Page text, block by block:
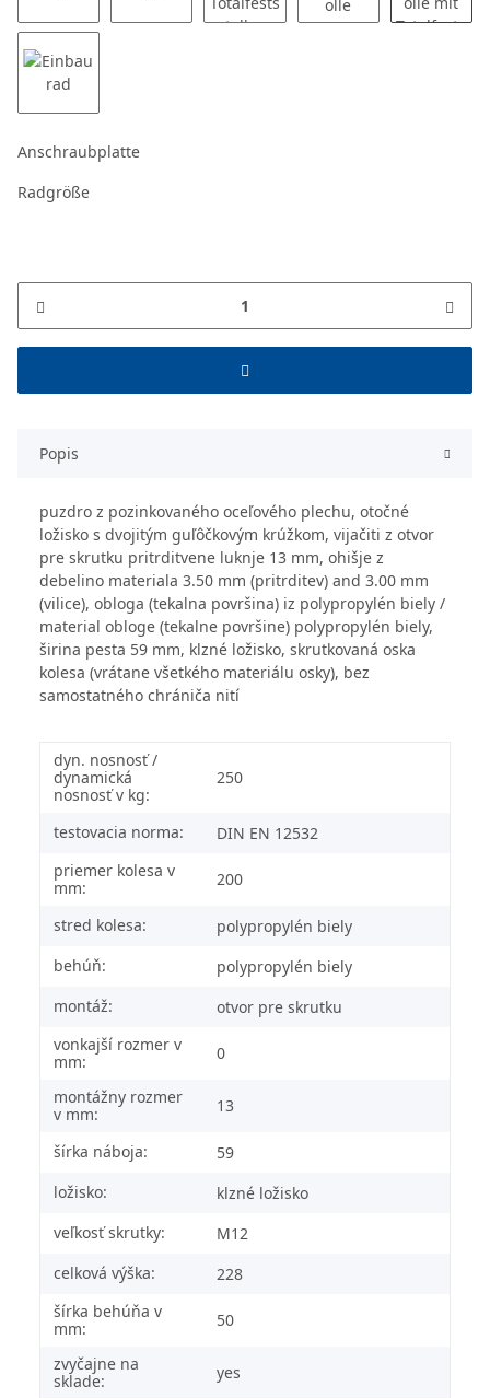
Anschraubplatte
Radgröße
Popis
puzdro z pozinkovaného oceľového plechu, otočné
ložisko s dvojitým guľôčkovým krúžkom, vijačiti z otvor
pre skrutku pritrditvene luknje 13 mm, ohišje z
debelino materiala 3.50 mm (pritrditev) and 3.00 mm
(vilice), obloga (tekalna površina) iz polypropylén biely /
material obloge (tekalne površine) polypropylén biely,
širina pesta 59 mm, klzné ložisko, skrutkovaná oska
kolesa (vrátane všetkého materiálu osky), bez
samostatného chrániča nití
dyn. nosnosť /
dynamická
nosnosť v kg:
250
testovacia norma:
DIN EN 12532
priemer kolesa v
mm:
200
stred kolesa:
polypropylén biely
behúň:
polypropylén biely
montáž:
otvor pre skrutku
vonkajší rozmer v
mm:
0
montážny rozmer
v mm:
13
šírka náboja:
59
ložisko:
klzné ložisko
veľkosť skrutky:
M12
celková výška:
228
šírka behúňa v
mm:
50
zvyčajne na
sklade:
yes